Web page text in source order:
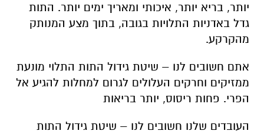
יותר, בריא יותר, איכותי ומאריך ימים יותר. התות
גדל באדניות התלויות בגובה, בתוך מצע המנותק
מהקרקע.
אתם חשובים לנו – שיטת גידול התות התלוי מונעת
ממזיקים וחרקים העלולים לגרום למחלות להגיע אל
הפרי. פחות ריסוס, יותר בריאות
העובדים שלנו חשובים לנו – שיטת גידול התות